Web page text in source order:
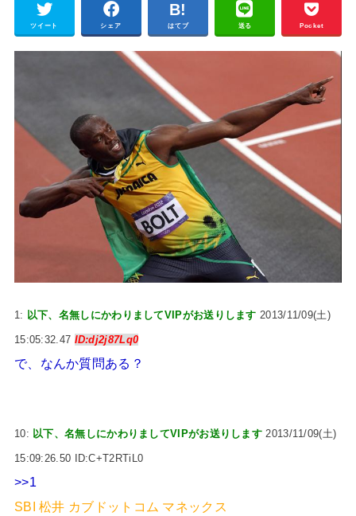
ツイート シェア はてブ 送る Pocket
1: 以下、名無しにかわりましてVIPがお送りします 2013/11/09(土)
15:05:32.47 ID:dj2j87Lq0
で、なんか質問ある？
10: 以下、名無しにかわりましてVIPがお送りします 2013/11/09(土)
15:09:26.50 ID:C+T2RTiL0
>>1
SBI 松井 カブドットコム マネックス